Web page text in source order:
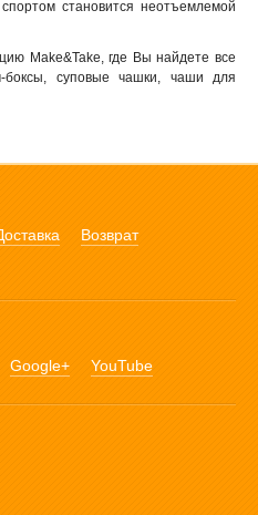
становится неотъемлемой
Make&Take, где Вы найдете все
боксы, суповые чашки, чаши для
Возврат
Google+ YouTube